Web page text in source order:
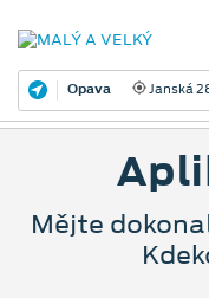
Opava Janská
Mějte